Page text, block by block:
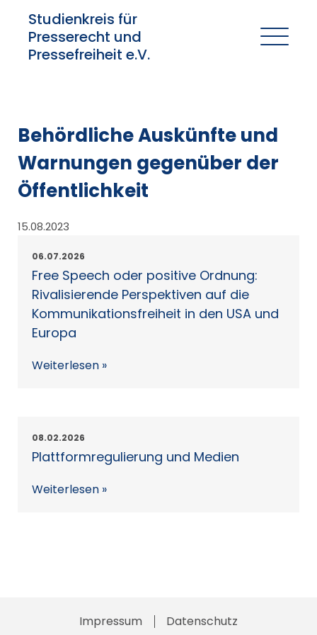
Studienkreis für
Presserecht und
Pressefreiheit e.V.
Behördliche Auskünfte und
Warnungen gegenüber der
Öffentlichkeit
15.08.2023
06.07.2026
Free Speech oder positive Ordnung:
Rivalisierende Perspektiven auf die
Kommunikationsfreiheit in den USA und
Europa
Weiterlesen »
08.02.2026
Plattformregulierung und Medien
Weiterlesen »
Skip
Impressum Datenschutz